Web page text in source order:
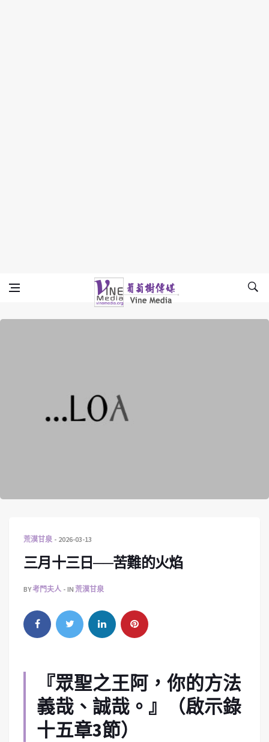
Vine Media
葡萄樹傳媒
荒漠甘泉 2026-03-13
三月十三日──苦難的火焰
BY考門夫人 IN 荒漠甘泉
『眾聖之王阿，你的方法
義哉、誠哉。』（啟示錄
十五章3節）